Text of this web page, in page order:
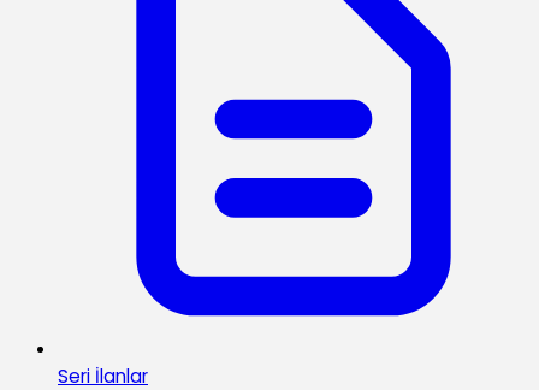
Seri İlanlar